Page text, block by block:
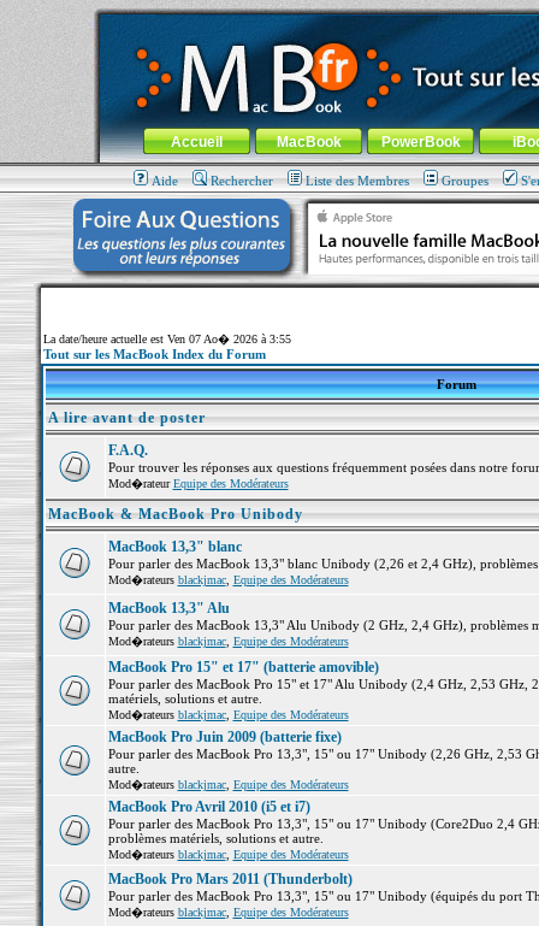
MacBook-fr.com : 100% Apple... 100% nomade !
Aller au contenu-Aller au menu général-Aller au menu de
Menu général
Accueil MacBook PowerBook
Aide Rechercher Liste des Membres Groupes
La date/heure actuelle est Ven 07 Ao� 2026 à 3:55
Tout sur les MacBook Index du Forum
Forum
A lire avant de poster
F.A.Q.
Pour trouver les réponses aux questions fréquemment posées dans notre
Mod�rateurEquipe des Modérateurs
MacBook & MacBook Pro Unibody
MacBook 13,3" blanc
Pour parler des MacBook 13,3" blanc Unibody (2,26 et 2,4 GHz),
Mod�rateurs blackjmac, Equipe des Modérateurs
MacBook 13,3" Alu
Pour parler des MacBook 13,3" Alu Unibody (2 GHz, 2,4 GHz), problèmes
Mod�rateurs blackjmac, Equipe des Modérateurs
MacBook Pro 15" et 17" (batterie amovible)
Pour parler des MacBook Pro 15" et 17" Alu Unibody (2,4 GHz, 2,53 GHz,
matériels, solutions et autre.
Mod�rateurs blackjmac, Equipe des Modérateurs
MacBook Pro Juin 2009 (batterie fixe)
Pour parler des MacBook Pro 13,3", 15" ou 17" Unibody (2,26 GHz, 2,53
autre.
Mod�rateurs blackjmac, Equipe des Modérateurs
MacBook Pro Avril 2010 (i5 et i7)
Pour parler des MacBook Pro 13,3", 15" ou 17" Unibody (Core2Duo 2,4
problèmes matériels, solutions et autre.
Mod�rateurs blackjmac, Equipe des Modérateurs
MacBook Pro Mars 2011 (Thunderbolt)
Pour parler des MacBook Pro 13,3", 15" ou 17" Unibody (équipés du port
Mod�rateurs blackjmac, Equipe des Modérateurs